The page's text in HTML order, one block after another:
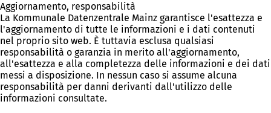
Aggiornamento, responsabilità
La Kommunale Datenzentrale Mainz garantisce l'esattezza e
l'aggiornamento di tutte le informazioni e i dati contenuti
nel proprio sito web. È tuttavia esclusa qualsiasi
responsabilità o garanzia in merito all'aggiornamento,
all'esattezza e alla completezza delle informazioni e dei dati
messi a disposizione. In nessun caso si assume alcuna
responsabilità per danni derivanti dall'utilizzo delle
informazioni consultate.